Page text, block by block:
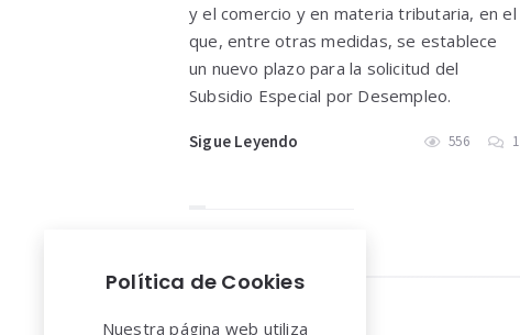
y el comercio y en materia tributaria, en el
que, entre otras medidas, se establece
un nuevo plazo para la solicitud del
Subsidio Especial por Desempleo.
Sigue Leyendo 556 1
Widgets
Política de Cookies
Nuestra página web utiliza